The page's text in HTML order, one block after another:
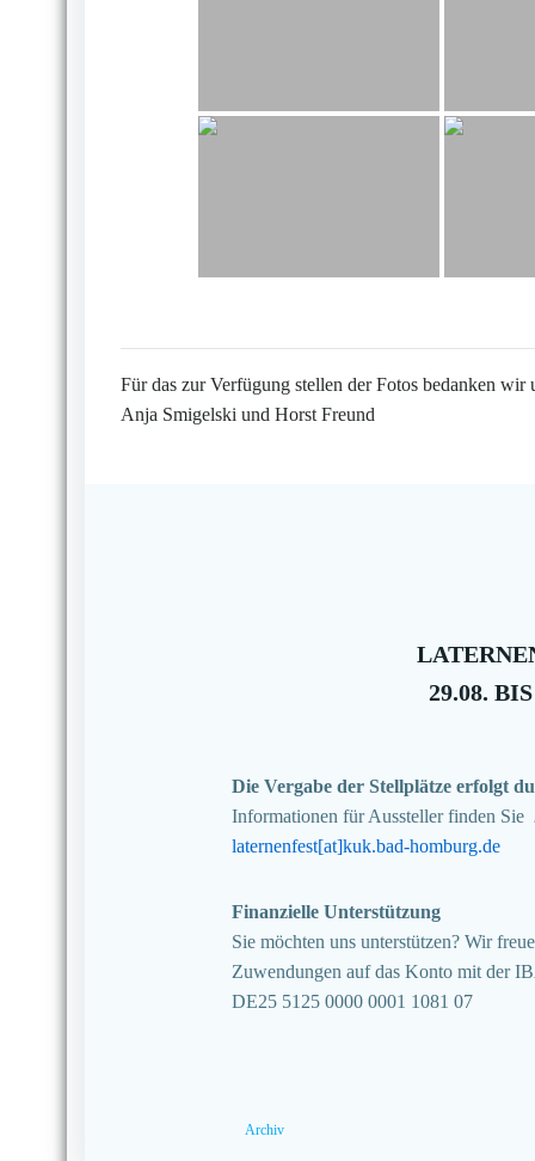
Für das zur Verfügung stellen der Fotos bedanken wir
Anja Smigelski und Horst Freund
29.08.
Die Vergabe der Stellplätze erfolgt
Informationen für Aussteller finden Sie
laternenfest[at]kuk.bad-homburg.de
Finanzielle Unterstützung
Sie möchten uns unterstützen? Wir
Zuwendungen auf das Konto mit der
DE25 5125 0000 0001 1081 07
Archiv